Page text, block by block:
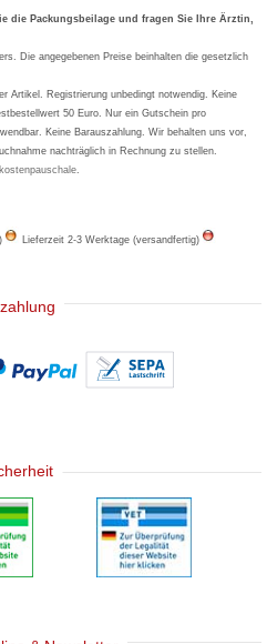
die Packungsbeilage und fragen Sie Ihre Ärztin,
Die angegebenen Preise beinhalten die gesetzlich
Artikel. Registrierung unbedingt notwendig. Keine
50 Euro. Nur ein Gutschein pro
Keine Barauszahlung. Wir behalten uns vor,
nachträglich in Rechnung zu stellen.
Lieferzeit 2-3 Werktage (versandfertig)